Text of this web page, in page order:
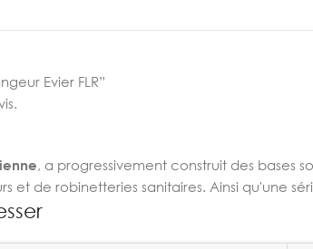
Evier FLR”
, a progressivement construit des bases
et de robinetteries sanitaires. Ainsi qu'une